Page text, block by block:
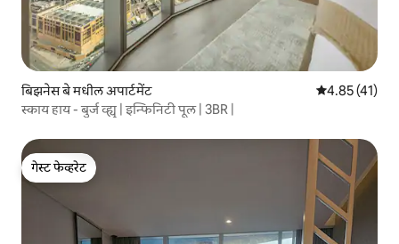
बिझनेस बे मधील अपार्टमेंट 5 पैकी 4.85
4.85 (41)
स्काय हाय - बुर्ज व्ह्यू | इन्फिनिटी पूल | 3BR |
गेस्ट फेव्हरेट
गेस्ट फेव्हरेट